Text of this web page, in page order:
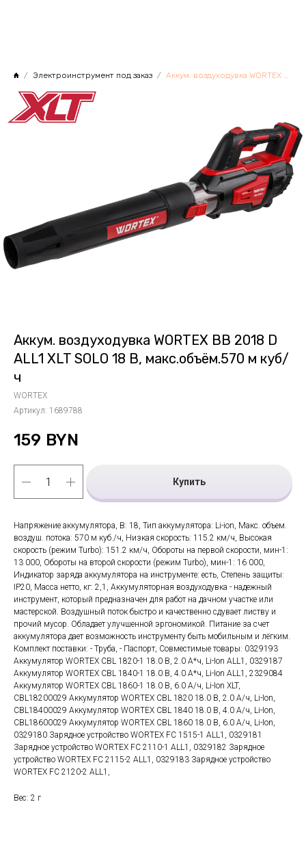
Электроинструмент под заказ
Аккум. воздуходувка WORTEX BB 2018 D
ALL1 XLT SOLO 18 В, макс.объём.570 м куб/
ч
WORTEX
Артикул: 1689788
159 BYN
Купить
Напряжение аккумулятора, В: 18, Тип аккумулятора: Li-ion, Макс. объем.
воздуш. потока: 570 м куб./ч, Низкая скорость: 115.2 км/ч, Высокая
скорость (режим Turbo): 151.2 км/ч, Обороты на первой скорости, мин-1:
13 000, Обороты на второй скорости (режим Turbo), мин-1: 16 000,
Индикатор заряда аккумулятора на инструменте: есть, Степень защиты:
IP20, Масса нетто, кг: 2,1, Аккумуляторная воздуходувка - надежный
инструмент, который предназначен для работ на дачном участке или
мастерской. Воздушный поток быстро и качественно сдувает листву и
прочий мусор. Обладает улучшенной эргономикой. Питание за счет
аккумулятора дает возможность инструменту быть мобильным и лёгким.
Комплект поставки: - Труба, - Паспорт, Совместимые товары: 0329193
Аккумулятор WORTEX CBL 1820-1 18.0 В, 2.0 А*ч, Li-Ion ALL1, 0329187
Аккумулятор WORTEX CBL 1840-1 18.0 В, 4.0 А*ч, Li-Ion ALL1, 2329084
Аккумулятор WORTEX CBL 1860-1 18.0 В, 6.0 А/ч, Li-Ion XLT,
CBL18200029 Аккумулятор WORTEX CBL 1820 18.0 В, 2.0 А/ч, Li-Ion,
CBL18400029 Аккумулятор WORTEX CBL 1840 18.0 В, 4.0 А/ч, Li-Ion,
CBL18600029 Аккумулятор WORTEX CBL 1860 18.0 В, 6.0 А/ч, Li-Ion,
0329180 Зарядное устройство WORTEX FC 1515-1 ALL1, 0329181
Зарядное устройство WORTEX FC 2110-1 ALL1, 0329182 Зарядное
устройство WORTEX FC 2115-2 ALL1, 0329183 Зарядное устройство
WORTEX FC 2120-2 ALL1,
Вес: 2 г